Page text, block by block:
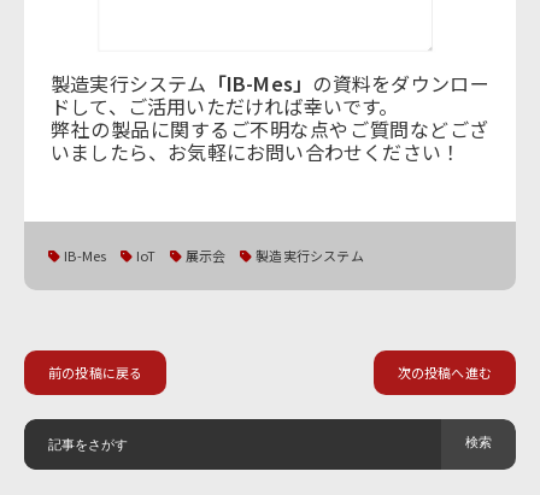
製造実行システム 「IB-Mes」 の資料をダウンロー
ドして、ご活用いただければ幸いです。
弊社の製品に関するご不明な点やご質問などござ
いましたら、お気軽にお問い合わせください！
IB-Mes IoT 展示会 製造実行システム
前の投稿に戻る 次の投稿へ進む